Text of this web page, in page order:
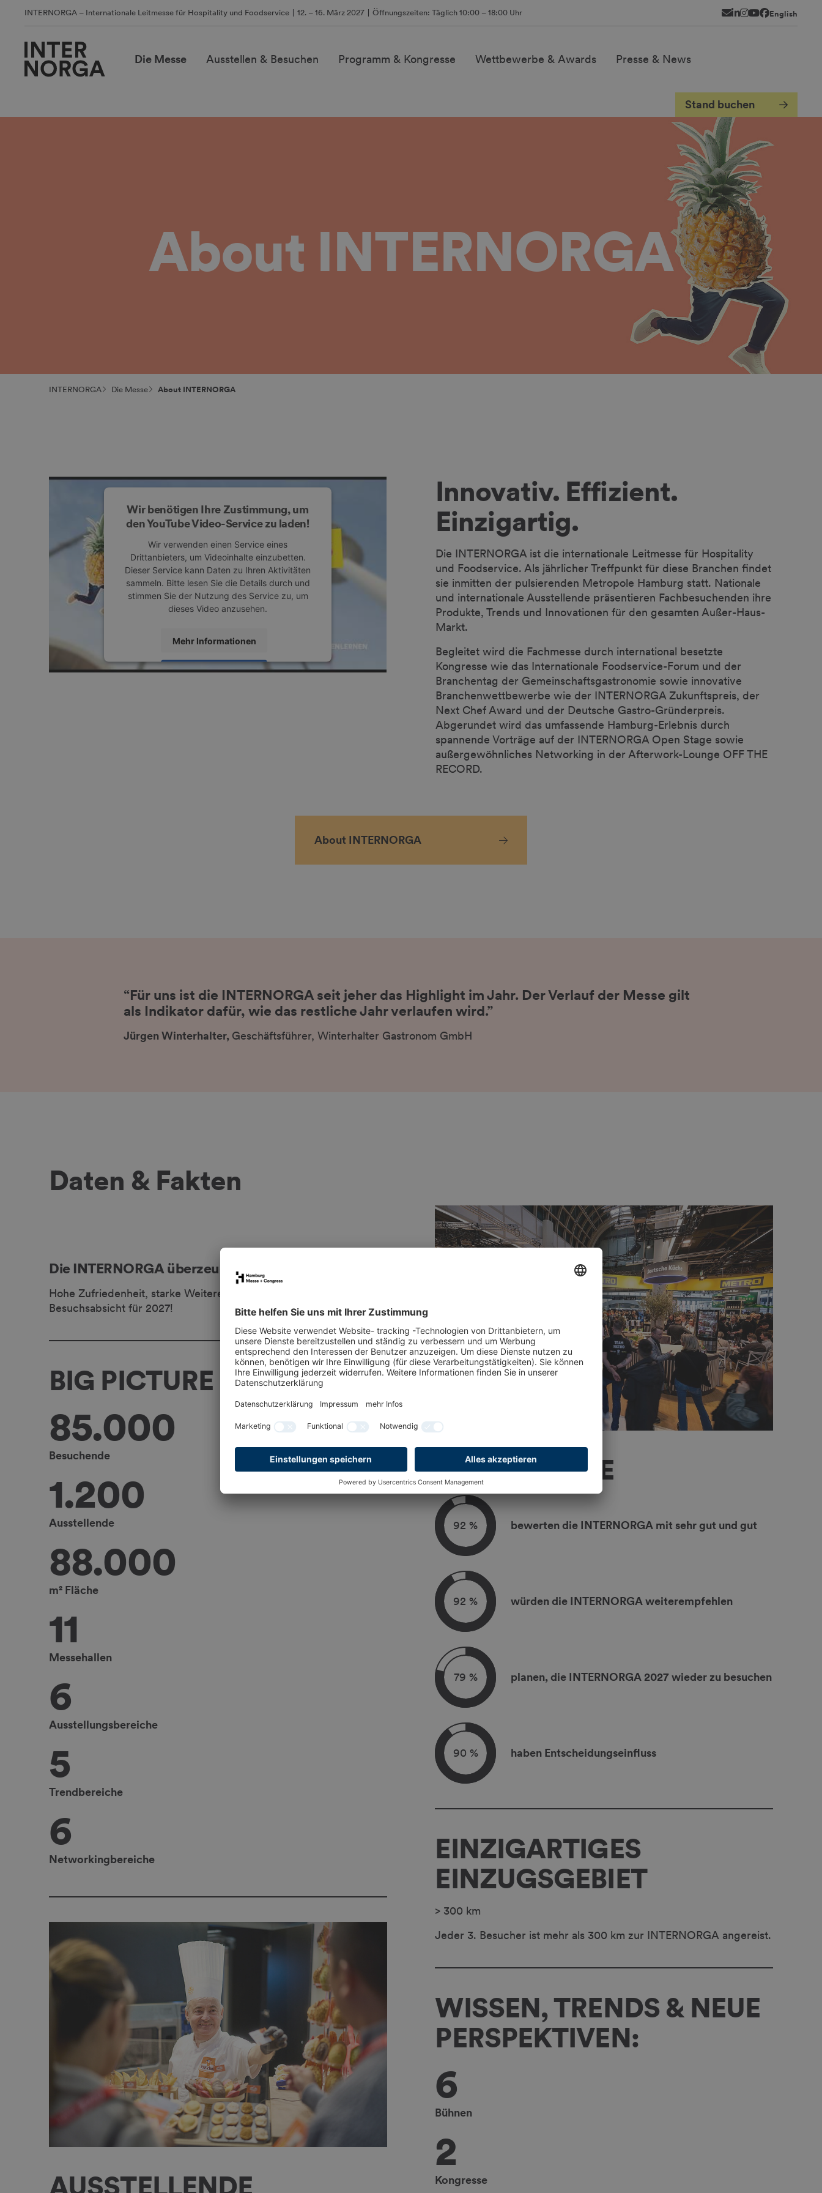
INTERNORGA – Internationale Leitmesse für Hospitality und Foodservice 12. – 16. März 2027 Öffnungszeiten: Täglich 10:00 – 18:00 Uhr
Die Messe Ausstellen & Besuchen Programm & Kongresse Wettbewerbe & Awards Presse & News
Newsletter
LinkedIn
Instagram
YouTube
Facebook
English
Stand buchen
About INTERNORGA
INTERNORGA Die Messe About INTERNORGA
Wir benötigen Ihre Zustimmung, um
den YouTube Video-Service zu laden!
Wir verwenden einen Service eines
Drittanbieters, um Videoinhalte einzubetten.
Dieser Service kann Daten zu Ihren Aktivitäten
sammeln. Bitte lesen Sie die Details durch und
stimmen Sie der Nutzung des Service zu, um
dieses Video anzusehen.
Mehr Informationen
Akzeptieren
Innovativ. Effizient.
Einzigartig.
Die INTERNORGA ist die internationale Leitmesse für Hospitality
und Foodservice. Als jährlicher Treffpunkt für diese Branchen findet
sie inmitten der pulsierenden Metropole Hamburg statt. Nationale
und internationale Ausstellende präsentieren Fachbesuchenden ihre
Produkte, Trends und Innovationen für den gesamten Außer-Haus-
Markt.
Begleitet wird die Fachmesse durch international besetzte
Kongresse wie das Internationale Foodservice-Forum und der
Branchentag der Gemeinschaftsgastronomie sowie innovative
Branchenwettbewerbe wie der INTERNORGA Zukunftspreis, der
Next Chef Award und der Deutsche Gastro-Gründerpreis.
Abgerundet wird das umfassende Hamburg-Erlebnis durch
spannende Vorträge auf der INTERNORGA Open Stage sowie
außergewöhnliches Networking in der Afterwork-Lounge OFF THE
RECORD.
About INTERNORGA
“Für uns ist die INTERNORGA seit jeher das Highlight im Jahr. Der Verlauf der Messe gilt
als Indikator dafür, wie das restliche Jahr verlaufen wird.”
Jürgen Winterhalter, Geschäftsführer, Winterhalter Gastronom GmbH
Daten & Fakten
Die INTERNORGA überzeugt erneut mit Bestnoten:
Hohe Zufriedenheit, starke Weiterempfehlung und eine klare
Besuchsabsicht für 2027!
BIG PICTURE
85.000
Besuchende
1.200
Ausstellende
88.000
m² Fläche
11
Messehallen
6
Ausstellungsbereiche
5
Trendbereiche
6
Networkingbereiche
BESUCHENDE
92 % bewerten die INTERNORGA mit sehr gut und gut
92 % würden die INTERNORGA weiterempfehlen
79 % planen, die INTERNORGA 2027 wieder zu besuchen
90 % haben Entscheidungseinfluss
EINZIGARTIGES
EINZUGSGEBIET
> 300 km
Jeder 3. Besucher ist mehr als 300 km zur INTERNORGA angereist.
WISSEN, TRENDS & NEUE
PERSPEKTIVEN:
6
Bühnen
2
Kongresse